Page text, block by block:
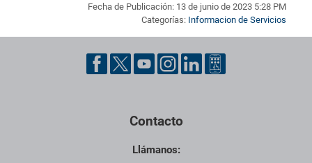
Fecha de Publicación: 13 de junio de 2023 5:28 PM
Categorías: Informacion de Servicios
Pie de página con información de contacto, redes sociales y
Contacto
Llámanos: